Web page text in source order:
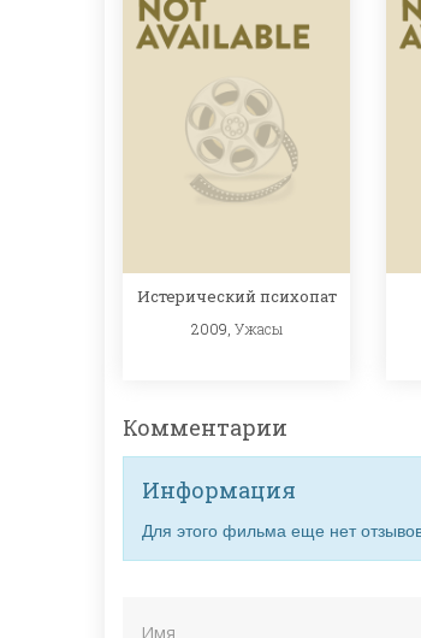
Истерический психопат
2009, Ужасы
Комментарии
Информация
Для этого фильма еще нет